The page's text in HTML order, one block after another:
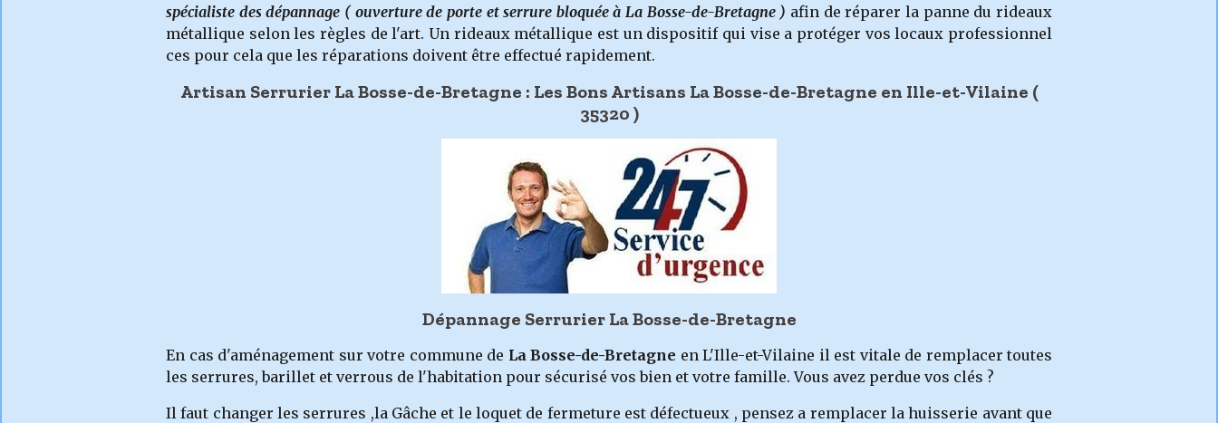
spécialiste des dépannage ( ouverture de porte et serrure bloquée à La Bosse-de-Bretagne ) afin de réparer la panne du rideaux
métallique selon les règles de l'art. Un rideaux métallique est un dispositif qui vise a protéger vos locaux professionnel
ces pour cela que les réparations doivent être effectué rapidement.
Artisan Serrurier La Bosse-de-Bretagne : Les Bons Artisans La Bosse-de-Bretagne en Ille-et-Vilaine (
35320 )
Dépannage Serrurier La Bosse-de-Bretagne
En cas d'aménagement sur votre commune de La Bosse-de-Bretagne en L'Ille-et-Vilaine il est vitale de remplacer toutes
les serrures, barillet et verrous de l'habitation pour sécurisé vos bien et votre famille. Vous avez perdue vos clés ?
Il faut changer les serrures ,la Gâche et le loquet de fermeture est défectueux , pensez a remplacer la huisserie avant que